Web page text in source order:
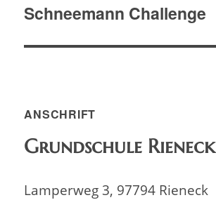
Schneemann Challenge
ANSCHRIFT
Grundschule Rieneck
Lamperweg 3, 97794 Rieneck